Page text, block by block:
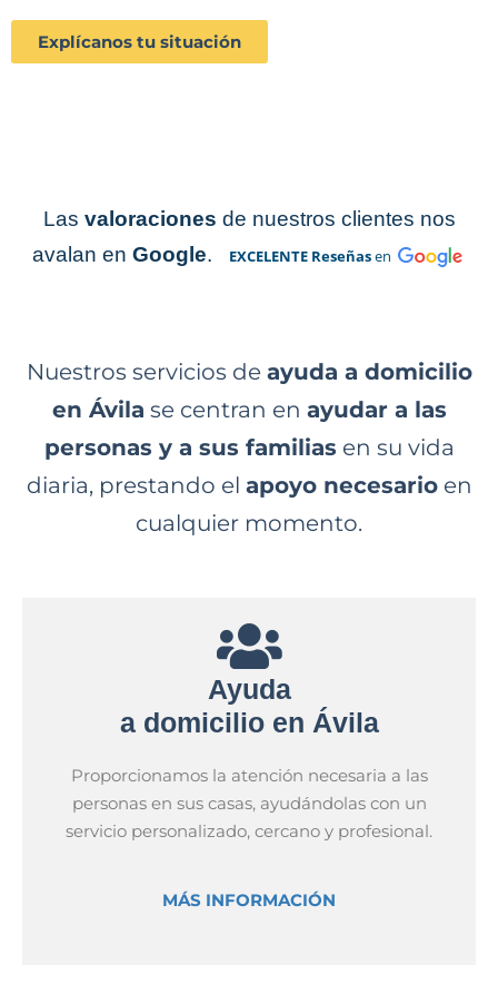
Explícanos tu situación
Las valoraciones de nuestros clientes nos
avalan enGoogle. EXCELENTE Reseñasen
Nuestros servicios de ayuda a domicilio
en Ávila se centran en ayudar a las
personas y a sus familias en su vida
diaria, prestando el apoyo necesarioen
cualquier momento.
Ayuda
a domicilio en Ávila
Proporcionamos la atención necesaria a las
personas en sus casas, ayudándolas con un
servicio personalizado, cercano y profesional.
MÁS INFORMACIÓN